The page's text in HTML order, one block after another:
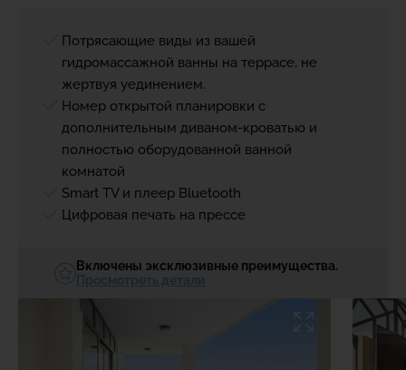
Потрясающие виды из вашей
гидромассажной ванны на террасе, не
жертвуя уединением.
Номер открытой планировки с
дополнительным диваном-кроватью и
полностью оборудованной ванной
комнатой
Smart TV и плеер Bluetooth
Цифровая печать на прессе
Включены эксклюзивные преимущества.
Просмотреть детали